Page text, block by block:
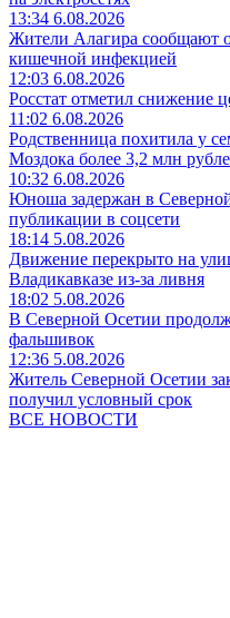
13:34 6.08.2026
Жители Алагира сообщают
кишечной инфекцией
12:03 6.08.2026
Росстат отметил снижение
11:02 6.08.2026
Родственница похитила у
Моздока более 3,2 млн
10:32 6.08.2026
Юноша задержан в
публикации в соцсети
18:14 5.08.2026
Движение перекрыто на
Владикавказе из-за ливня
18:02 5.08.2026
В Северной Осетии
фальшивок
12:36 5.08.2026
Житель Северной Осетии
получил условный срок
ВСЕ НОВОСТИ